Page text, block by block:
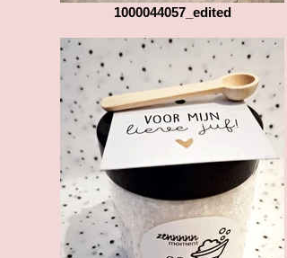
1000044057_edited